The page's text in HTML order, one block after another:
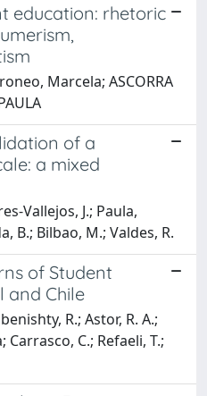
education: rhetoric
Marcela; ASCORRA
of a
a mixed
Vallejos, J.; Paula,
B.; Bilbao, M.; Valdes, R.
of Student
and Chile
R.; Astor, R. A.;
C.; Refaeli, T.;